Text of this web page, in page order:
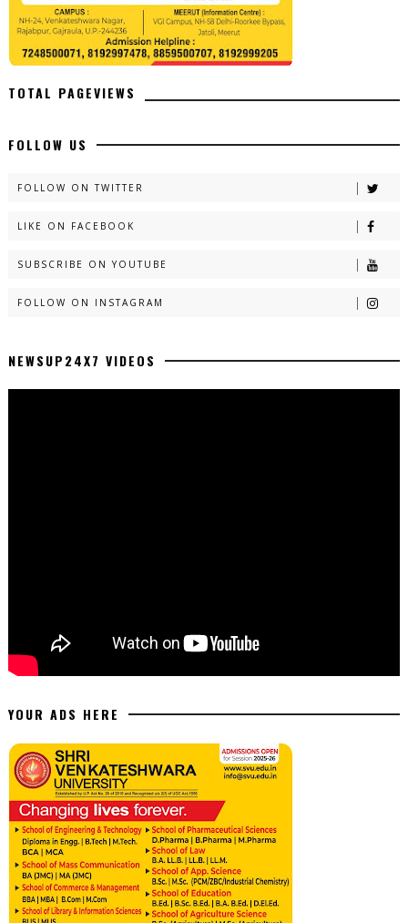
TOTAL PAGEVIEWS
FOLLOW US
FOLLOW ON TWITTER
LIKE ON FACEBOOK
SUBSCRIBE ON YOUTUBE
FOLLOW ON INSTAGRAM
NEWSUP24X7 VIDEOS
YOUR ADS HERE